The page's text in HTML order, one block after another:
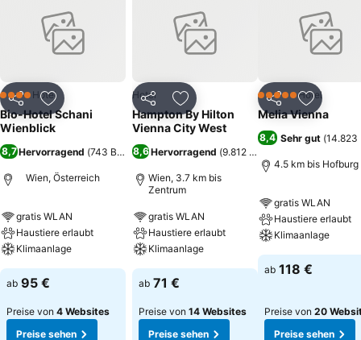
Teilen Zu Favoriten hinzufügen
4 SterneHotel
Bio-Hotel Schani
Wienblick
8,7Hervorragend (743 Bewertungen)
Wien, Österreich
gratis WLAN
Haustiere erlaubt
Klimaanlage
ab 95 €
Preise von 4 Websites
Preise sehen
Teilen Zu Favoriten hinzufügen
Hotel
Hampton By Hilton
Vienna City West
8,6Hervorragend (9.812 Bewertungen
Wien, 3.7 km bis
Zentrum
gratis WLAN
Haustiere erlaubt
Klimaanlage
ab 71 €
Preise von 14 Websites
Preise sehen
Teilen Zu
5 Sterne Hotel
Melia Vienna
8,4 Sehr gut (14.823
4.5 km bis Hofburg
gratis WLAN
Haustiere erlaubt
Klimaanlage
ab 118 €
Preise von 20
Preise sehen